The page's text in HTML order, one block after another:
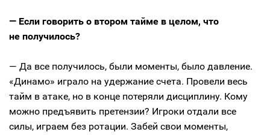
— Если говорить о втором тайме в целом, что
не получилось?
— Да все получилось, были моменты, было давление.
«Динамо» играло на удержание счета. Провели весь
тайм в атаке, но в конце потеряли дисциплину. Кому
можно предъявить претензии? Игроки отдали все
силы, играем без ротации. Забей свои моменты,